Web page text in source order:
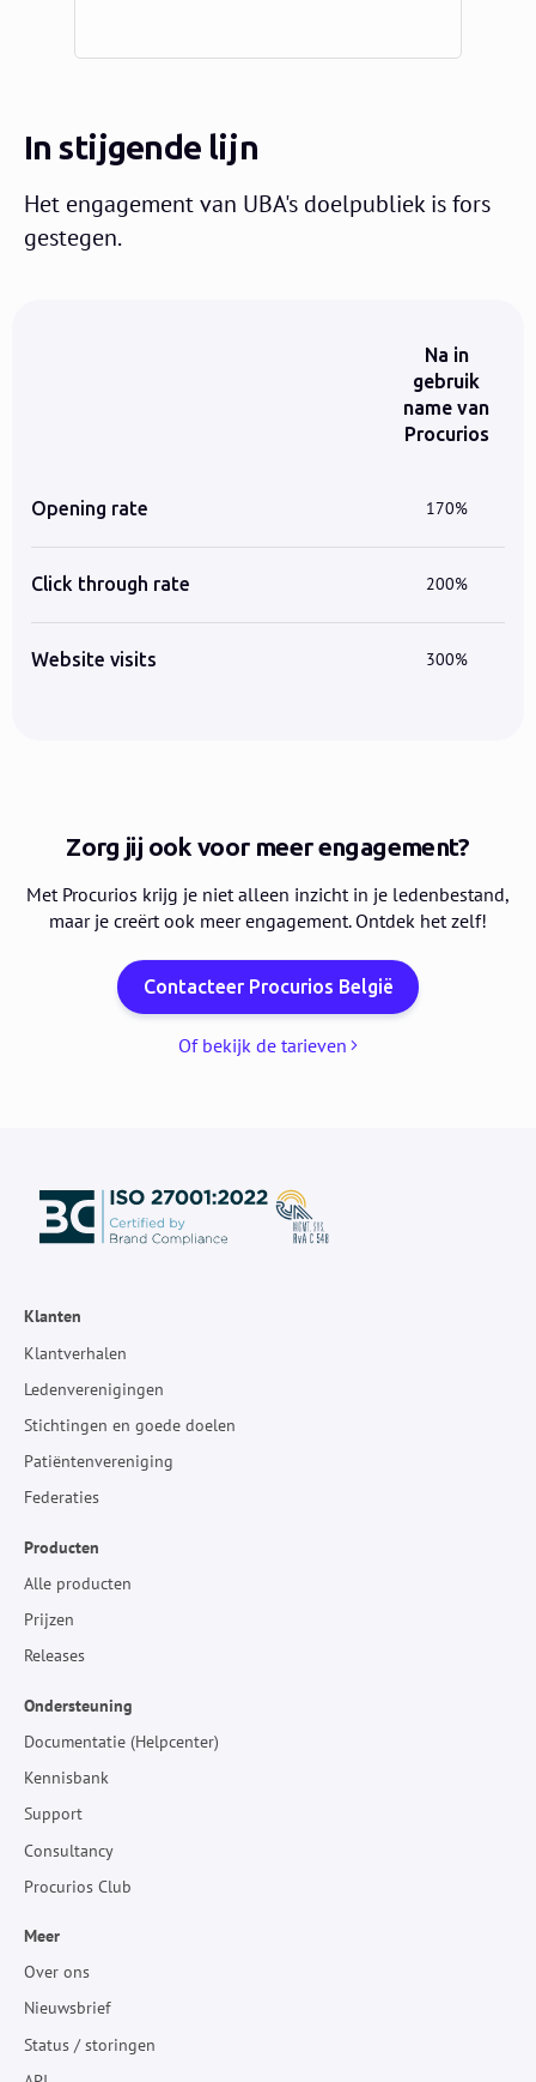
In stijgende lijn
Het engagement van UBA's doelpubliek is fors
gestegen.
Na in
gebruik
name van
Procurios
Opening rate 170%
Click through rate 200%
Website visits 300%
Zorg jij ook voor meer engagement?
Met Procurios krijg je niet alleen inzicht in je ledenbestand,
maar je creërt ook meer engagement. Ontdek het zelf!
Contacteer Procurios België
Of bekijk de tarieven
Klanten
Klantverhalen
Ledenverenigingen
Stichtingen en goede doelen
Patiëntenvereniging
Federaties
Producten
Alle producten
Prijzen
Releases
Ondersteuning
Documentatie (Helpcenter)
Kennisbank
Support
Consultancy
Procurios Club
Meer
Over ons
Nieuwsbrief
Status / storingen